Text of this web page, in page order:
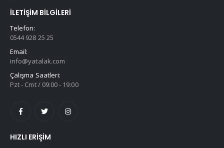
İLETIŞIM BILGILERI
Telefon:
0544 928 25 25
Email:
info@yatalak.com
Çalışma Saatleri:
Pzt - Cmt / 09:00 - 19:00
HIZLI ERIŞIM